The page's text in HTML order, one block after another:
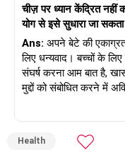
चीज़ पर ध्यान केंद्रित नहीं
योग से इसे सुधारा जा
Ans: अपने बेटे की
लिए धन्यवाद। बच्चों के
संघर्ष करना आम बात है,
मुद्दों को संबोधित करने में
- आसन: विशिष्ट योग
और एकाग्रता की
Health